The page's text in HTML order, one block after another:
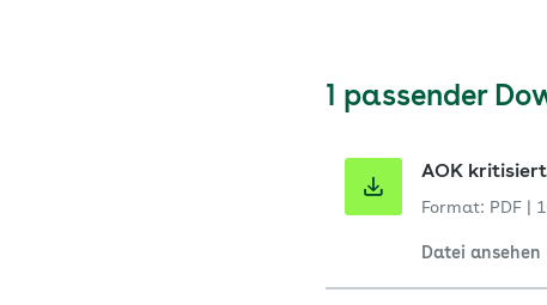
1 passender
AOK
Format: PDF
Datei ansehen